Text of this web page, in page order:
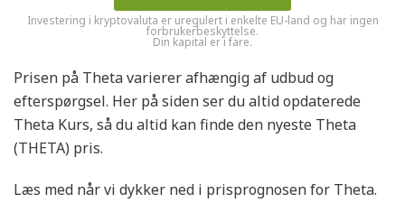
Investering i kryptovaluta er uregulert i enkelte EU-land og har ingen
forbrukerbeskyttelse.
Din kapital er i fare.
Prisen på Theta varierer afhængig af udbud og
efterspørgsel. Her på siden ser du altid opdaterede
Theta Kurs, så du altid kan finde den nyeste Theta
(THETA) pris.
Læs med når vi dykker ned i prisprognosen for Theta.